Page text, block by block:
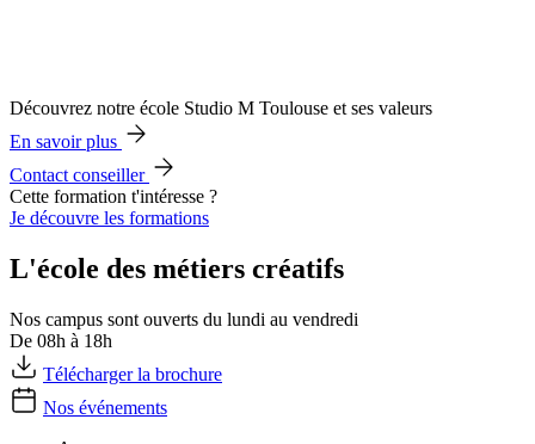
Découvrez notre école Studio M Toulouse et ses valeurs
En savoir plus
Contact conseiller
Cette formation t'intéresse ?
Je découvre les formations
L'école des métiers créatifs
Nos campus sont ouverts du lundi au vendredi
De 08h à 18h
Télécharger la brochure
Nos événements